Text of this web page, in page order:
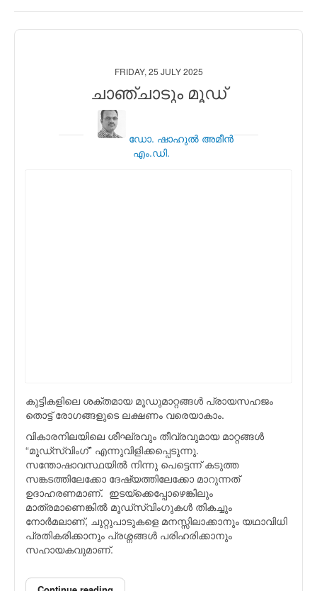
FRIDAY, 25 JULY 2025
ചാഞ്ചാടും മൂഡ്
ഡോ. ഷാഹുല്‍ അമീന്‍
എം.ഡി.
കുട്ടികളിലെ ശക്തമായ മൂഡുമാറ്റങ്ങള്‍ പ്രായസഹജം
തൊട്ട് രോഗങ്ങളുടെ ലക്ഷണം വരെയാകാം.
വികാരനിലയിലെ ശീഘ്രവും തീവ്രവുമായ മാറ്റങ്ങള്‍
“മൂഡ്സ്വിംഗ്” എന്നുവിളിക്കപ്പെടുന്നു.
സന്തോഷാവസ്ഥയിൽ നിന്നു പെട്ടെന്ന് കടുത്ത
സങ്കടത്തിലേക്കോ ദേഷ്യത്തിലേക്കോ മാറുന്നത്
ഉദാഹരണമാണ്. ഇടയ്ക്കെപ്പോഴെങ്കിലും
മാത്രമാണെങ്കില്‍ മൂഡ്സ്വിംഗുകള്‍ തികച്ചും
നോര്‍മലാണ്, ചുറ്റുപാടുകളെ മനസ്സിലാക്കാനും യഥാവിധി
പ്രതികരിക്കാനും പ്രശ്നങ്ങൾ പരിഹരിക്കാനും
സഹായകവുമാണ്.